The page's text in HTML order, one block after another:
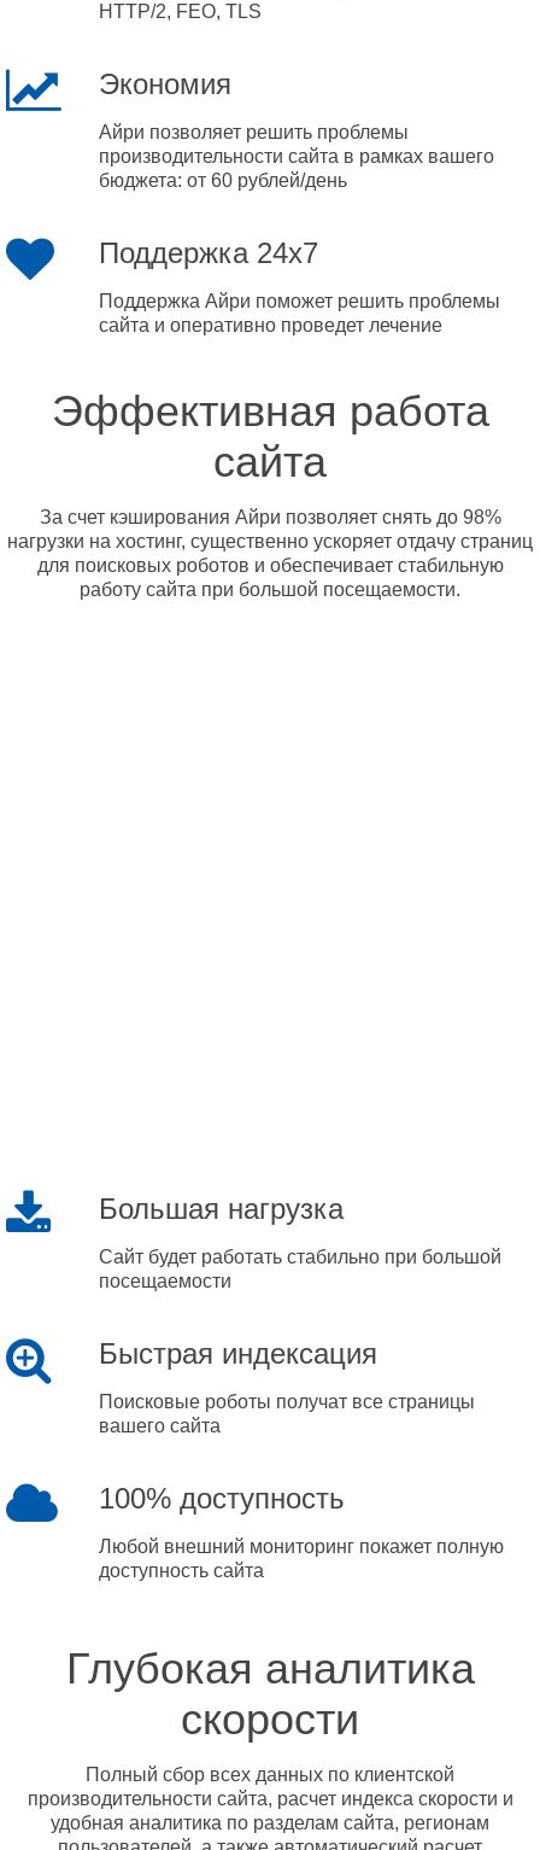
HTTP/2, FEO, TLS
Экономия
Айри позволяет решить проблемы
производительности сайта в рамках вашего
бюджета: от 60 рублей/день
Поддержка 24x7
Поддержка Айри поможет решить проблемы
сайта и оперативно проведет лечение
Эффективная работа
сайта
За счет кэширования Айри позволяет снять до 98%
нагрузки на хостинг, существенно ускоряет отдачу страниц
для поисковых роботов и обеспечивает стабильную
работу сайта при большой посещаемости.
Большая нагрузка
Сайт будет работать стабильно при большой
посещаемости
Быстрая индексация
Поисковые роботы получат все страницы
вашего сайта
100% доступность
Любой внешний мониторинг покажет полную
доступность сайта
Глубокая аналитика
скорости
Полный сбор всех данных по клиентской
производительности сайта, расчет индекса скорости и
удобная аналитика по разделам сайта, регионам